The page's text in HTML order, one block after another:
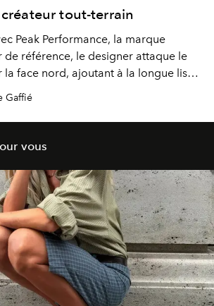
tout-terrain
Peak Performance, la marque
référence, le designer attaque le
la face nord, ajoutant à la longue liste
hautement désirables de
pour l’hiver.
Gaffié
vous